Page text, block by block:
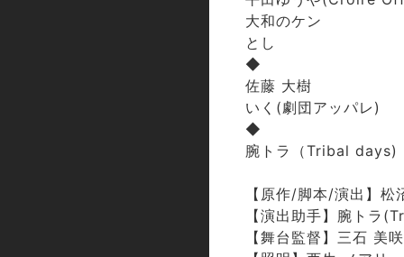
大和のケン
とし
◆
佐藤 大樹
いく(劇団アッパレ)
◆
腕トラ（Tribal days)
【原作/脚本/演出】
【演出助手】腕トラ
【舞台監督】三石 美